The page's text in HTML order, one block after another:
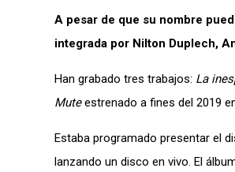
A pesar de que su nombre
integrada por Nilton Duplech,
Han grabado tres trabajos: La
Muteestrenado a fines del 2019
Estaba programado presentar el
lanzando un disco en vivo. El